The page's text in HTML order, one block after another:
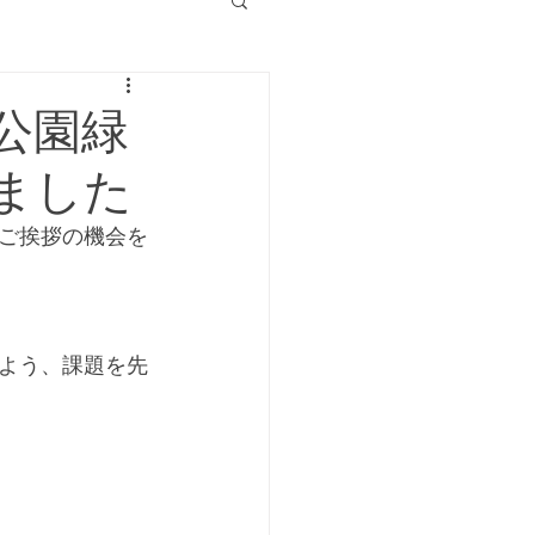
園緑
した
挨拶の機会を
う、課題を先